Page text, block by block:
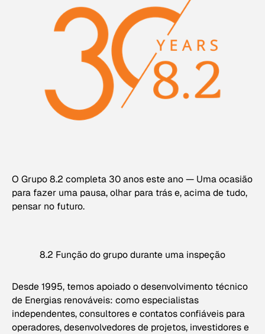
O Grupo 8.2 completa 30 anos este ano — Uma ocasião
para fazer uma pausa, olhar para trás e, acima de tudo,
pensar no futuro.
8.2 Função do grupo durante uma inspeção
Desde 1995, temos apoiado o desenvolvimento técnico
de Energias renováveis: como especialistas
independentes, consultores e contatos confiáveis para
operadores, desenvolvedores de projetos, investidores e